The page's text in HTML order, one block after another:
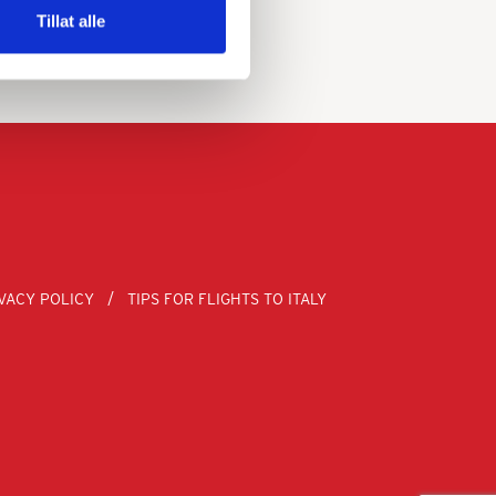
Tillat alle
POLICY
TIPS FOR FLIGHTS TO ITALY